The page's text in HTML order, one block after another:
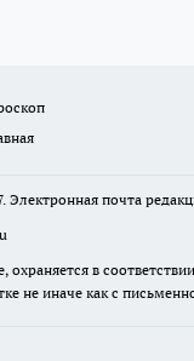
Электронная почта
в
не иначе как с